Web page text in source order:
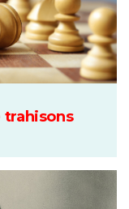
trahisons